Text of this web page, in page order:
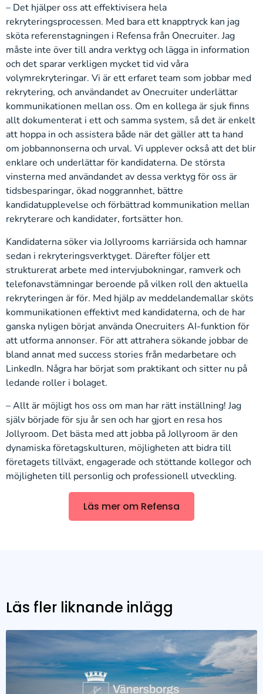
– Det hjälper oss att effektivisera hela
rekryteringsprocessen. Med bara ett knapptryck kan jag
sköta referenstagningen i Refensa från Onecruiter. Jag
måste inte över till andra verktyg och lägga in information
och det sparar verkligen mycket tid vid våra
volymrekryteringar. Vi är ett erfaret team som jobbar med
rekrytering, och användandet av Onecruiter underlättar
kommunikationen mellan oss. Om en kollega är sjuk finns
allt dokumenterat i ett och samma system, så det är enkelt
att hoppa in och assistera både när det gäller att ta hand
om jobbannonserna och urval. Vi upplever också att det blir
enklare och underlättar för kandidaterna. De största
vinsterna med användandet av dessa verktyg för oss är
tidsbesparingar, ökad noggrannhet, bättre
kandidatupplevelse och förbättrad kommunikation mellan
rekryterare och kandidater, fortsätter hon.
Kandidaterna söker via Jollyrooms karriärsida och hamnar
sedan i rekryteringsverktyget. Därefter följer ett
strukturerat arbete med intervjubokningar, ramverk och
telefonavstämningar beroende på vilken roll den aktuella
rekryteringen är för. Med hjälp av meddelandemallar sköts
kommunikationen effektivt med kandidaterna, och de har
ganska nyligen börjat använda Onecruiters AI-funktion för
att utforma annonser. För att attrahera sökande jobbar de
bland annat med success stories från medarbetare och
LinkedIn. Några har börjat som praktikant och sitter nu på
ledande roller i bolaget.
– Allt är möjligt hos oss om man har rätt inställning! Jag
själv började för sju år sen och har gjort en resa hos
Jollyroom. Det bästa med att jobba på Jollyroom är den
dynamiska företagskulturen, möjligheten att bidra till
företagets tillväxt, engagerade och stöttande kollegor och
möjligheten till personlig och professionell utveckling.
Läs mer om Refensa
Läs fler liknande inlägg